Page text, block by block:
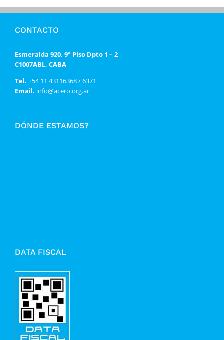
CONTACTO
Esmeralda 920, 9° Piso Dpto 1 – 2
C1007ABL, CABA
Tel. +54 11 43116368 / 6371
Email. info@acero.org.ar
DÓNDE ESTAMOS?
DATA FISCAL